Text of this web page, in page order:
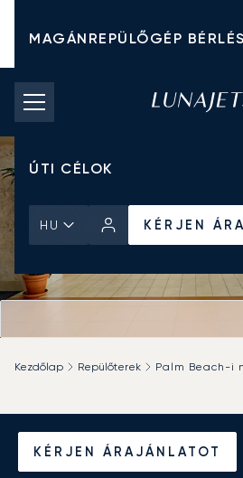
MAGÁNREPÜLŐGÉP BÉRLÉS
CHARTER ÁRAK
MAGÁNREPÜLŐGÉPEK
ÚTI CÉLOK
HU KÉRJEN
KÉRJEN ÁRAJÁNLATOT
Kezdőlap Repülőterek Palm Beach-i
Palm Beach-i